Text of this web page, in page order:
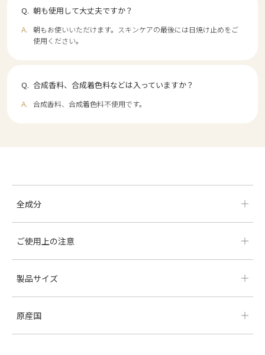
朝も使用して大丈夫ですか？
朝もお使いいただけます。スキンケアの最後には日焼け止めをご
使用ください。
合成香料、合成着色料などは入っていますか？
合成香料、合成着色料不使用です。
全成分
ご使用上の注意
製品サイズ
原産国